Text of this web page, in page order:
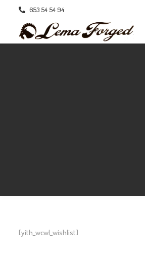
653 54 54 94
[yith_wcwl_wishlist]